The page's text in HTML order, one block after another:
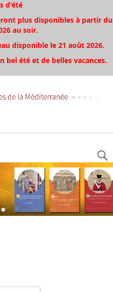
d'été
plus disponibles à partir du
au soir.
disponible le 21 août 2026.
bel été et de belles vacances.